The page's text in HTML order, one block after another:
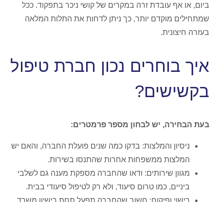
ביום, או אף עובדת זרה במקרים של קושי ניכר בתפקוד. ככל
שמתחילים מוקדם יותר, כך ניתן לדחות את התלות המלאה
בעזרה חיצונית.
איך בוחרים נכון חברת טיפול
בקשישים?
בעת הבחירה, יש לבחון מספר פרמטרים:
ניסיון והמלצות: בדקו כמה שנים פועלת החברה, והאם יש
המלצות ממשפחות אחרות שהתנסו בשירות.
מגוון שירותים: ודאו שהחברה מספקת מענה גם לשלבי
ביניים, כמו טרום סיעוד, ולא רק לטיפול סיעודי בבית.
רישוי ופיקוח: חשוב שהחברה תפעל תחת רישיון משרד